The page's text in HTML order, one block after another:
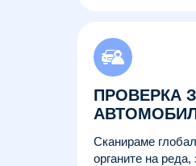
ПРОВЕРКА
Сканираме
органите на